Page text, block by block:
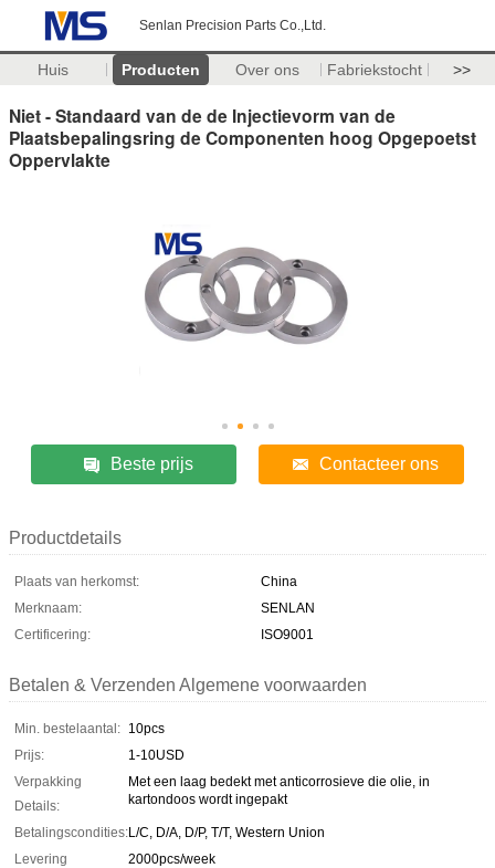
Senlan Precision Parts Co.,Ltd.
Huis Producten Over ons Fabriekstocht >>
Niet - Standaard van de de Injectievorm van de
Plaatsbepalingsring de Componenten hoog Opgepoetst
Oppervlakte
Beste prijs Contacteer ons
Productdetails
Plaats van herkomst:
China
Merknaam:
SENLAN
Certificering:
ISO9001
Betalen & Verzenden Algemene voorwaarden
Min. bestelaantal: 10pcs
Prijs:
1-10USD
Verpakking
Details:
Met een laag bedekt met anticorrosieve die olie, in
kartondoos wordt ingepakt
Betalingscondities:L/C, D/A, D/P, T/T, Western Union
Levering
2000pcs/week